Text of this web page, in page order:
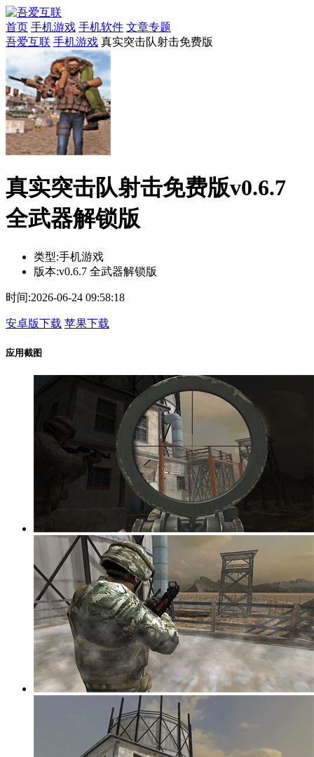
首页 手机游戏 手机软件 文章专题
吾爱互联 手机游戏 真实突击队射击免费版
真实突击队射击免费版v0.6.7
全武器解锁版
类型:手机游戏
版本:v0.6.7 全武器解锁版
时间:2026-06-24 09:58:18
安卓版下载 苹果下载
应用截图